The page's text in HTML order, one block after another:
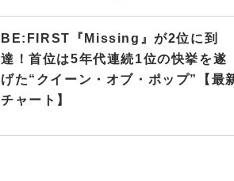
BE:FIRST『Missing』が2位に到
達！首位は5年代連続1位の快挙を遂
げた“クイーン・オブ・ポップ”【最
チャート】